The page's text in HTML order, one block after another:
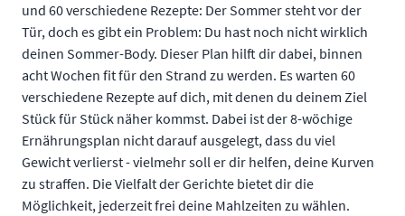
und 60 verschiedene Rezepte: Der Sommer steht vor der
Tür, doch es gibt ein Problem: Du hast noch nicht wirklich
deinen Sommer-Body. Dieser Plan hilft dir dabei, binnen
acht Wochen fit für den Strand zu werden. Es warten 60
verschiedene Rezepte auf dich, mit denen du deinem Ziel
Stück für Stück näher kommst. Dabei ist der 8-wöchige
Ernährungsplan nicht darauf ausgelegt, dass du viel
Gewicht verlierst - vielmehr soll er dir helfen, deine Kurven
zu straffen. Die Vielfalt der Gerichte bietet dir die
Möglichkeit, jederzeit frei deine Mahlzeiten zu wählen.